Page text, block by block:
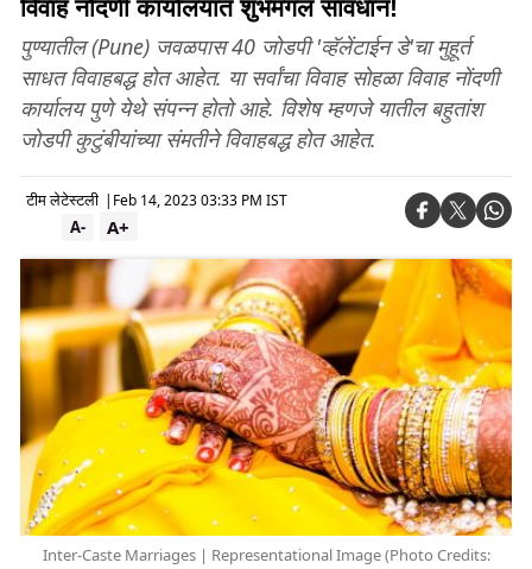
विवाह नोंदणी कार्यालयात शुभमंगल सावधान!
पुण्यातील (Pune) जवळपास 40 जोडपी 'व्हॅलेंटाईन डे'चा मुहूर्त
साधत विवाहबद्ध होत आहेत. या सर्वांचा विवाह सोहळा विवाह नोंदणी
कार्यालय पुणे येथे संपन्न होतो आहे. विशेष म्हणजे यातील बहुतांश
जोडपी कुटुंबीयांच्या संमतीने विवाहबद्ध होत आहेत.
टीम लेटेस्टली | Feb 14, 2023 03:33 PM IST
A+
A-
Inter-Caste Marriages | Representational Image (Photo Credits: